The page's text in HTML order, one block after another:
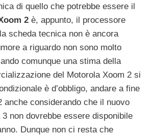
di quello che potrebbe essere il
2 è, appunto, il processore
scheda tecnica non è ancora
a riguardo non sono molto
comunque una stima della
del Motorola Xoom 2 si
è d’obbligo, andare a fine
anche considerando che il nuovo
3 non dovrebbe essere disponibile
Dunque non ci resta che